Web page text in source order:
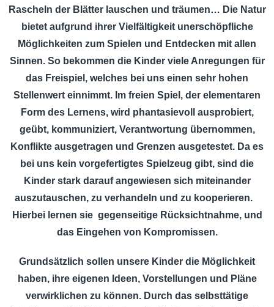
Rascheln der Blätter lauschen und träumen… Die Natur
bietet aufgrund ihrer Vielfältigkeit unerschöpfliche
Möglichkeiten zum Spielen und Entdecken mit allen
Sinnen. So bekommen die Kinder viele Anregungen für
das Freispiel, welches bei uns einen sehr hohen
Stellenwert einnimmt. Im freien Spiel, der elementaren
Form des Lernens, wird phantasievoll ausprobiert,
geübt, kommuniziert, Verantwortung übernommen,
Konflikte ausgetragen und Grenzen ausgetestet. Da es
bei uns kein vorgefertigtes Spielzeug gibt, sind die
Kinder stark darauf angewiesen sich miteinander
auszutauschen, zu verhandeln und zu kooperieren.
Hierbei lernen sie gegenseitige Rücksichtnahme, und
das Eingehen von Kompromissen.
Grundsätzlich sollen unsere Kinder die Möglichkeit
haben, ihre eigenen Ideen, Vorstellungen und Pläne
verwirklichen zu können. Durch das selbsttätige